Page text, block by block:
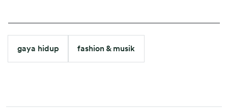
gaya hidup fashion & musik